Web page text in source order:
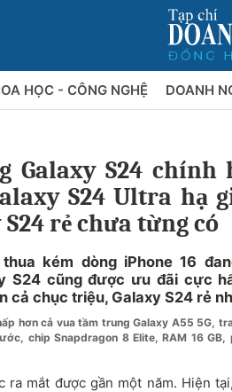
HỌC - CÔNG NGHỆ DOANH
Galaxy S24 chính
S24 Ultra hạ
rẻ chưa từng có
kém dòng iPhone 16
S24 cũng được ưu đãi cực
cả chục triệu, Galaxy S24 rẻ
hơn cả vua tầm trung Galaxy A55 5G,
chip Snapdragon 8 Elite, RAM 16 GB,
ra mắt được gần một năm. Hiện